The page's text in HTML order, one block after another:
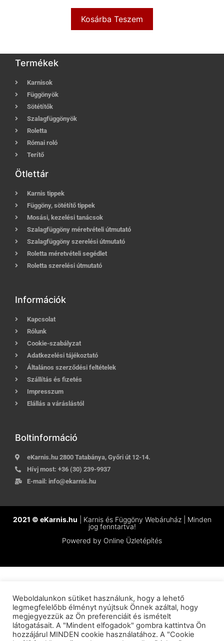
Kosárba Teszem
Termékek
Karnisok
Függönyök
Sötétítők
Szalagfüggönyök
Roletta
Római roló
Terítő
Ötlettár
Karnis tippek
Függöny, sötétítő tippek
Mosási, kezelési tanácsok
Szalagfüggöny méretvételi útmutató
Szalagfüggöny szerelési útmutató
Roletta méretvételi segédlet
Roletta szerelési útmutató
Információk
Kapcsolat
Rólunk
Cookie-szabályzat
Adatkezelési tájékoztató
Általános szerződési feltételek
Szállítás és fizetés
Impresszum
Elállás a váráslástól
Boltinformáció
eKarnis.hu 2800 Tatabánya, Győri út 12-14.
Hívj most: +36 (30) 239-9937
E-mail: info@ekarnis.hu
2021 © eKarnis.hu | Karnis és Függöny Webáruház | Minden
jog fenntartva!
Powered by Online Üzletépítés
Weboldalunkon sütiket használunk, hogy a lehető
legmegfelelőbb élményt nyújtsuk Önnek azáltal, hogy
megjegyezzük az Ön preferenciáit és ismételt
látogatásait. A "Mindent elfogadok" gombra kattintva Ön
hozzájárul MINDEN cookie használatához. A "Cookie